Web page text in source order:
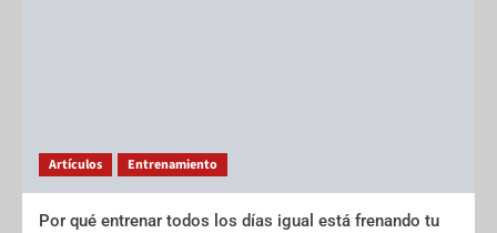
Artículos Entrenamiento
Por qué entrenar todos los días igual está frenando tu